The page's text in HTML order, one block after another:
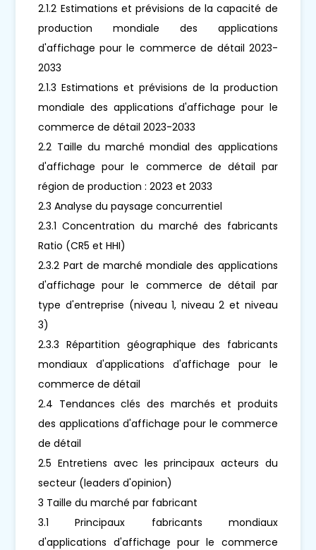
2.1.2 Estimations et prévisions de la capacité de
production mondiale des applications
d'affichage pour le commerce de détail 2023-
2033
2.1.3 Estimations et prévisions de la production
mondiale des applications d'affichage pour le
commerce de détail 2023-2033
2.2 Taille du marché mondial des applications
d'affichage pour le commerce de détail par
région de production : 2023 et 2033
2.3 Analyse du paysage concurrentiel
2.3.1 Concentration du marché des fabricants
Ratio (CR5 et HHI)
2.3.2 Part de marché mondiale des applications
d'affichage pour le commerce de détail par
type d'entreprise (niveau 1, niveau 2 et niveau
3)
2.3.3 Répartition géographique des fabricants
mondiaux d'applications d'affichage pour le
commerce de détail
2.4 Tendances clés des marchés et produits
des applications d'affichage pour le commerce
de détail
2.5 Entretiens avec les principaux acteurs du
secteur (leaders d'opinion)
3 Taille du marché par fabricant
3.1 Principaux fabricants mondiaux
d'applications d'affichage pour le commerce